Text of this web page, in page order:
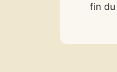
fin